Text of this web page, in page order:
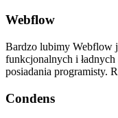
Webflow
Bardzo lubimy Webflow
funkcjonalnych i
posiadania programisty.
Condens